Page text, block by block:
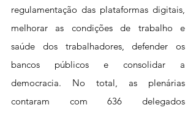
regulamentação das plataformas digitais,
melhorar as condições de trabalho e
saúde dos trabalhadores, defender os
bancos públicos e consolidar a
democracia. No total, as plenárias
contaram com 636 delegados